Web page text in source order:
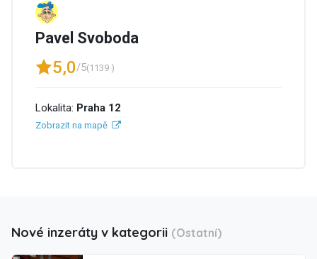
Pavel Svoboda
5,0/5(1139 )
Lokalita: Praha 12
Zobrazit na mapě
Nové inzeráty v kategorii (Ostatní)